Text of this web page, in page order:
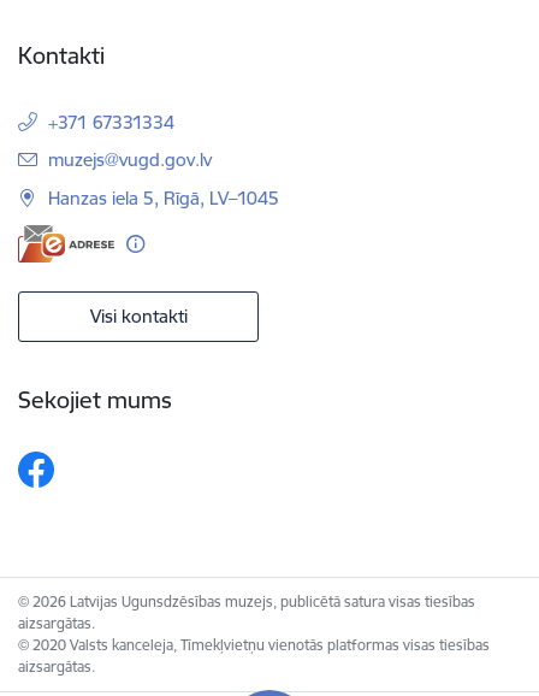
Kontakti
+371 67331334
E-pasts:
muzejs@vugd.gov.lv
Hanzas iela 5, Rīgā, LV–1045
Visi kontakti
Sekojiet mums
© 2026 Latvijas Ugunsdzēsības muzejs, publicētā satura visas tiesības
aizsargātas.
© 2020 Valsts kanceleja, Tīmekļvietņu vienotās platformas visas tiesības
aizsargātas.